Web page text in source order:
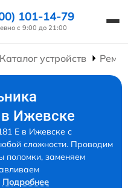
101-14-79
с 9:00 до 21:00
Каталог устройств
в Ижевске
E в Ижевске с
сложности. Проводим
поломки, заменяем
Подробнее